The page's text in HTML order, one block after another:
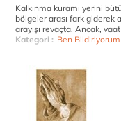
Kalkınma kuramı yerini
bölgeler arası fark giderek
arayışı revaçta. Ancak,
Kategori : Ben Bildiriyorum